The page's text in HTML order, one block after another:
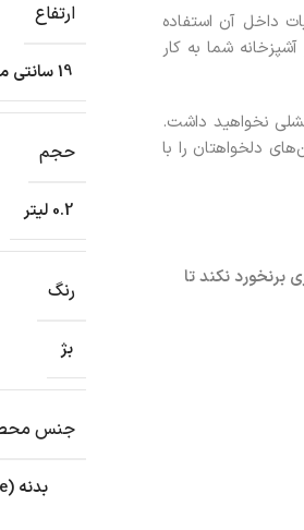
داخل آن استفاده
شما به کار
نخواهید داشت.
دلخواهتان را با
نکند تا
ارتفاع
19 سانتی متر
حجم
0.2 لیتر
رنگ
بژ
جنس